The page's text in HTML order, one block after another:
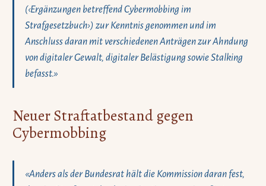
(‹Ergänzungen betreffend Cybermobbing im
Strafgesetzbuch›) zur Kenntnis genommen und im
Anschluss daran mit verschiedenen Anträgen zur Ahndung
von digitaler Gewalt, digitaler Belästigung sowie Stalking
befasst.»
Neuer Straftatbestand gegen
Cybermobbing
«Anders als der Bundesrat hält die Kommission daran fest,